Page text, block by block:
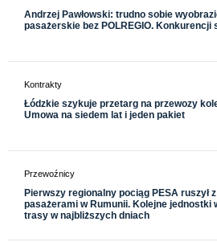
Andrzej Pawłowski: trudno sobie
pasażerskie bez POLREGIO. Konkurencji
Kontrakty
Łódzkie szykuje przetarg na przewozy
Umowa na siedem lat i jeden pakiet
Przewoźnicy
Pierwszy regionalny pociąg PESA ruszył z
pasażerami w Rumunii. Kolejne jednostki
trasy w najbliższych dniach